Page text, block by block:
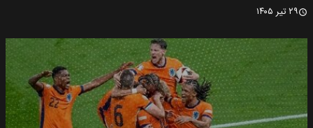
۲۹ تیر ۱۴۰۵